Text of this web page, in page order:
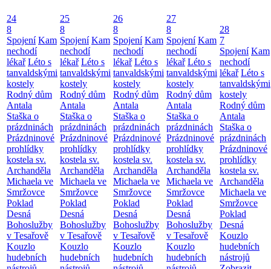
24
8
Spojení Kam
nechodí
lékař Léto s
tanvaldskými
kostely
Rodný dům
Antala
Staška o
prázdninách
Prázdninové
prohlídky
kostela sv.
Archanděla
Michaela ve
Smržovce
Poklad
Desná
Bohoslužby
v Tesařově
Kouzlo
hudebních
25
8
Spojení Kam
nechodí
lékař Léto s
tanvaldskými
kostely
Rodný dům
Antala
Staška o
prázdninách
Prázdninové
prohlídky
kostela sv.
Archanděla
Michaela ve
Smržovce
Poklad
Desná
Bohoslužby
v Tesařově
Kouzlo
hudebních
26
8
Spojení Kam
nechodí
lékař Léto s
tanvaldskými
kostely
Rodný dům
Antala
Staška o
prázdninách
Prázdninové
prohlídky
kostela sv.
Archanděla
Michaela ve
Smržovce
Poklad
Desná
Bohoslužby
v Tesařově
Kouzlo
hudebních
27
8
Spojení Kam
nechodí
lékař Léto s
tanvaldskými
kostely
Rodný dům
Antala
Staška o
prázdninách
Prázdninové
prohlídky
kostela sv.
Archanděla
Michaela ve
Smržovce
Poklad
Desná
Bohoslužby
v Tesařově
Kouzlo
hudebních
28
7
Spojení Kam
nechodí
lékař Léto s
tanvaldskými
kostely
Rodný dům
Antala
Staška o
prázdninách
Prázdninové
prohlídky
kostela sv.
Archanděla
Michaela ve
Smržovce
Poklad
Desná
Kouzlo
hudebních
nástrojů